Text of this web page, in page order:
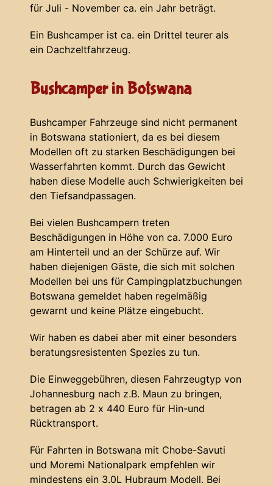
für Juli - November ca. ein Jahr beträgt.
Ein Bushcamper ist ca. ein Drittel teurer als
ein Dachzeltfahrzeug.
Bushcamper in Botswana
Bushcamper Fahrzeuge sind nicht permanent
in Botswana stationiert, da es bei diesem
Modellen oft zu starken Beschädigungen bei
Wasserfahrten kommt. Durch das Gewicht
haben diese Modelle auch Schwierigkeiten bei
den Tiefsandpassagen.
Bei vielen Bushcampern treten
Beschädigungen in Höhe von ca. 7.000 Euro
am Hinterteil und an der Schürze auf. Wir
haben diejenigen Gäste, die sich mit solchen
Modellen bei uns für Campingplatzbuchungen
Botswana gemeldet haben regelmäßig
gewarnt und keine Plätze eingebucht.
Wir haben es dabei aber mit einer besonders
beratungsresistenten Spezies zu tun.
Die Einweggebühren, diesen Fahrzeugtyp von
Johannesburg nach z.B. Maun zu bringen,
betragen ab 2 x 440 Euro für Hin-und
Rücktransport.
Für Fahrten in Botswana mit Chobe-Savuti
und Moremi Nationalpark empfehlen wir
mindestens ein 3.0L Hubraum Modell. Bei